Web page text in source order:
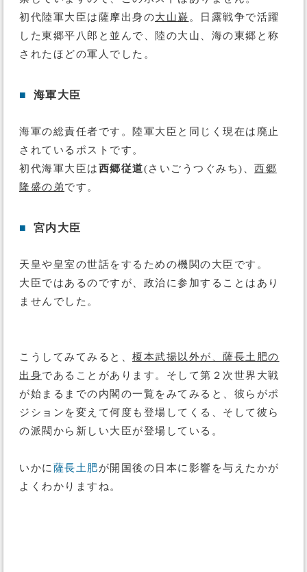
初代陸軍大臣は薩摩出身の大山巌 。日露戦争で活躍
した東郷平八郎と並んで、陸の大山、海の東郷と称
されたほどの軍人でした。
■ 海軍大臣
海軍の総責任者です。陸軍大臣と同じく現在は廃止
されているポストです。
初代海軍大臣は西郷従道(さいごうつぐみち)、 西郷
隆盛の弟です。
■ 宮内大臣
天皇や皇室の世話をするための機関の大臣です。
大臣ではあるのですが、政治に参加することはあり
ませんでした。
こうしてみてみると、 榎本武揚以外が、薩長土肥の
出身であることがあります。そして第２次世界大戦
が始まるまでの内閣の一覧をみてみると、彼らがポ
ジションを変えて何度も登場してくる、そして彼ら
の派閥から新しい大臣が登場している。
いかに 薩長土肥が開国後の日本に影響を与えたかが
よくわかりますね。